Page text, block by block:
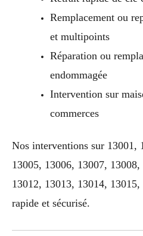
Remplacement ou
et multipoints
Réparation ou
endommagée
Intervention sur
commerces
Nos interventions sur 13001,
13005, 13006, 13007,
13012, 13013, 13014,
rapide et sécurisé.